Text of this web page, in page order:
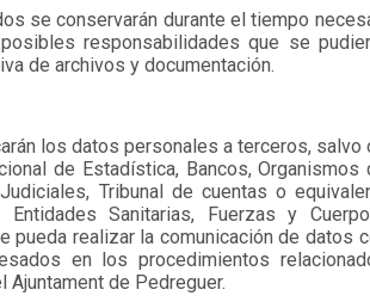
se conservarán durante el tiempo
responsabilidades que se
de archivos y documentación.
los datos personales a terceros,
de Estadística, Bancos,
Tribunal de cuentas o
Entidades Sanitarias, Fuerzas y
pueda realizar la comunicación de datos
en los procedimientos
de Pedreguer.